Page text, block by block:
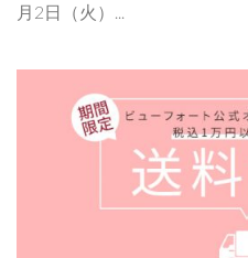
月2日（火）...